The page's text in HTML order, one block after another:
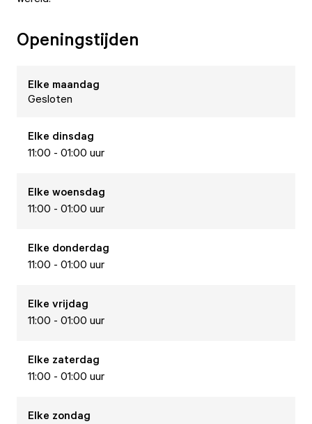
Openingstijden
Elke maandag
Gesloten
Elke dinsdag
11:00 - 01:00 uur
Elke woensdag
11:00 - 01:00 uur
Elke donderdag
11:00 - 01:00 uur
Elke vrijdag
11:00 - 01:00 uur
Elke zaterdag
11:00 - 01:00 uur
Elke zondag